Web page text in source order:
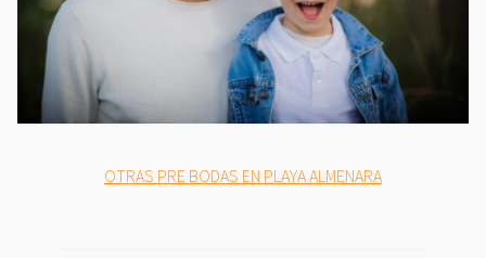
OTRAS PRE BODAS EN PLAYA ALMENARA